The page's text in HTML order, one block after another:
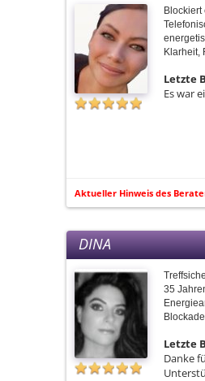
Klarheit,
Letzte
Es war
Aktueller Hinweis des
DINA
35
Letzte
Danke